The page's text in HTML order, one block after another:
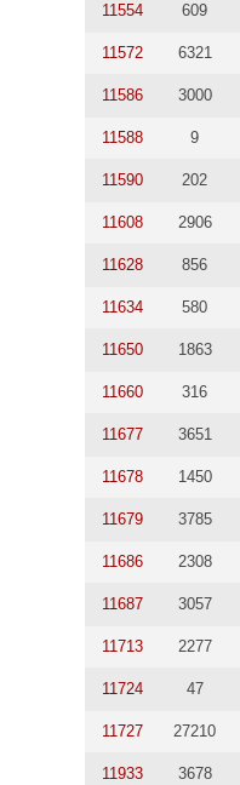
11554 609
11572 6321
11586 3000
11588 9
11590 202
11608 2906
11628 856
11634 580
11650 1863
11660 316
11677 3651
11678 1450
11679 3785
11686 2308
11687 3057
11713 2277
11724 47
11727 27210
11933 3678